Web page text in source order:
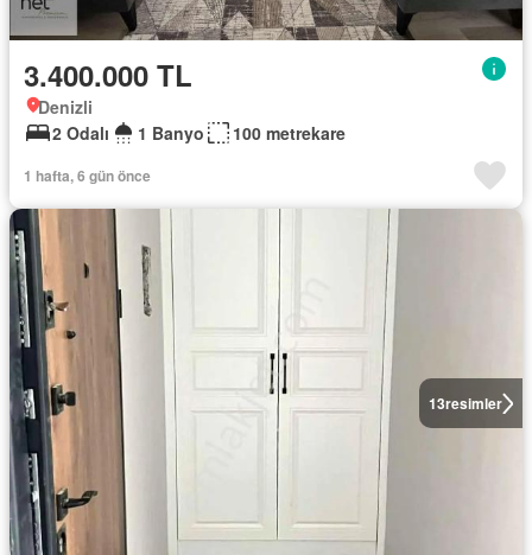
3.400.000 TL
Denizli
2 Odalı
1 Banyo 100 metrekare
1 hafta, 6 gün önce
13resimler